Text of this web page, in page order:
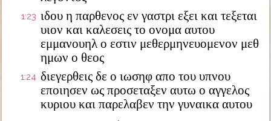
1:23 ιδου η παρθενος εν γαστρι εξει και τεξεται
υιον και καλεσεις το ονομα αυτου
εμμανουηλ ο εστιν μεθερμηνευομενον μεθ
ημων ο θεος
1:24 διεγερθεις δε ο ιωσηφ απο του υπνου
εποιησεν ως προσεταξεν αυτω ο αγγελος
κυριου και παρελαβεν την γυναικα αυτου